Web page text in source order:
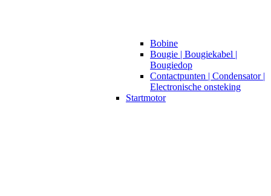
Bobine
Bougie | Bougiekabel |
Bougiedop
Contactpunten | Condensator |
Electronische onsteking
Startmotor